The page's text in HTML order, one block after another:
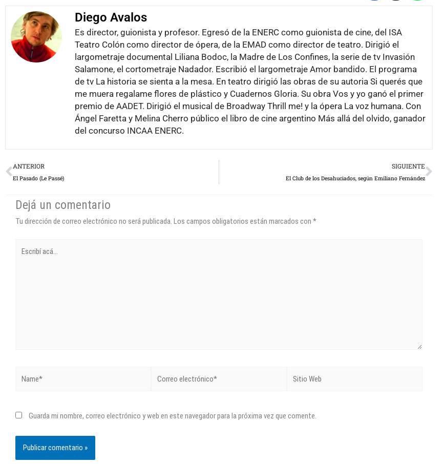
Diego Avalos
Es director, guionista y profesor. Egresó de la ENERC como guionista de cine, del ISA
Teatro Colón como director de ópera, de la EMAD como director de teatro. Dirigió el
largometraje documental Liliana Bodoc, la Madre de Los Confines, la serie de tv Invasión
Salamone, el cortometraje Nadador. Escribió el largometraje Amor bandido. El programa
de tv La historia se sienta a la mesa. En teatro dirigió las obras de su autoria Si querés que
me muera regalame flores de plástico y Cuadernos Gloria. Su obra Vos y yo ganó el primer
premio de AADET. Dirigió el musical de Broadway Thrill me! y la ópera La voz humana. Con
Ángel Faretta y Melina Cherro público el libro de cine argentino Más allá del olvido, ganador
del concurso INCAA ENERC.
Prev
ANTERIOR
El Pasado (Le Passé)
SIGUIENTE
El Club de los Desahuciados, según Emiliano Fernández
Next
Dejá un comentario
Tu dirección de correo electrónico no será publicada. Los campos obligatorios están marcados con *
acá...
electrónico*
Web
Guarda mi nombre, correo electrónico y web en este navegador para la próxima vez que comente.